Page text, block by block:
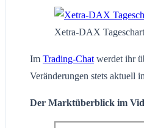
Xetra-DAX Tageschart
Im Trading-Chat werdet ihr
Veränderungen stets aktuell
Der Marktüberblick im